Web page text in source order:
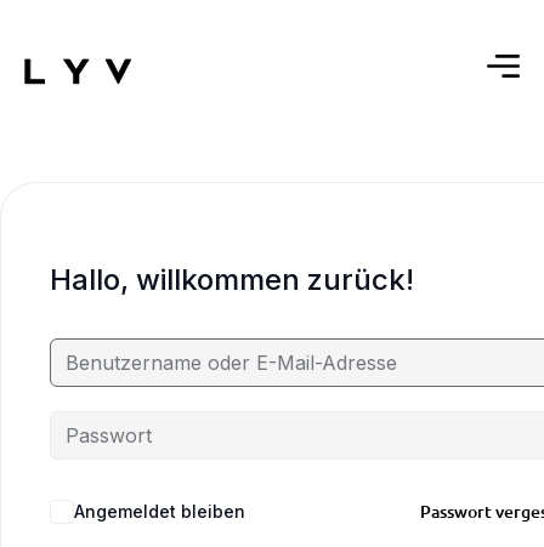
Hallo, willkommen zurück!
Angemeldet bleiben Passwort